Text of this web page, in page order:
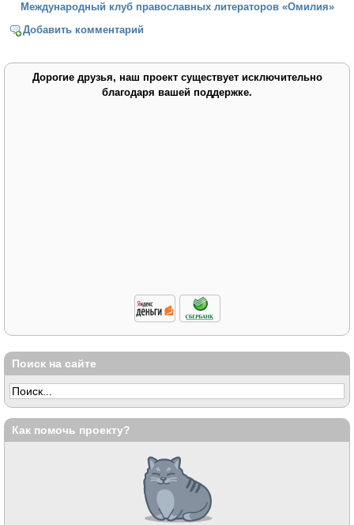
Международный клуб православных литераторов «Омилия»
Добавить комментарий
Дорогие друзья, наш проект существует исключительно
благодаря вашей поддержке.
Поиск на сайте
Как помочь проекту?